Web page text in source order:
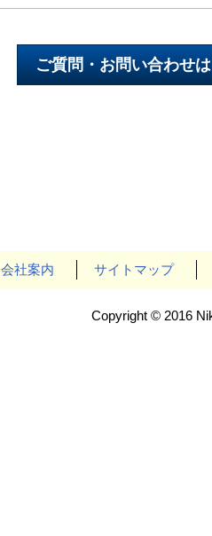
会社案内 サイトマップ
Copyright © 2016